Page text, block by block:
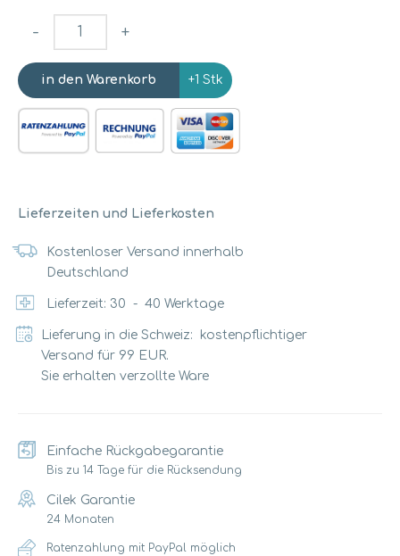
- +
+1 Stk
Lieferzeiten und Lieferkosten
Kostenloser Versand innerhalb
Deutschland
Lieferzeit: 30 - 40 Werktage
Lieferung in die Schweiz: kostenpflichtiger
Versand für 99 EUR.
Sie erhalten verzollte Ware
Einfache Rückgabegarantie
Bis zu 14 Tage für die Rücksendung
Cilek Garantie
24 Monaten
Ratenzahlung mit PayPal möglich